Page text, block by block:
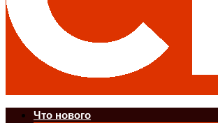
Что нового